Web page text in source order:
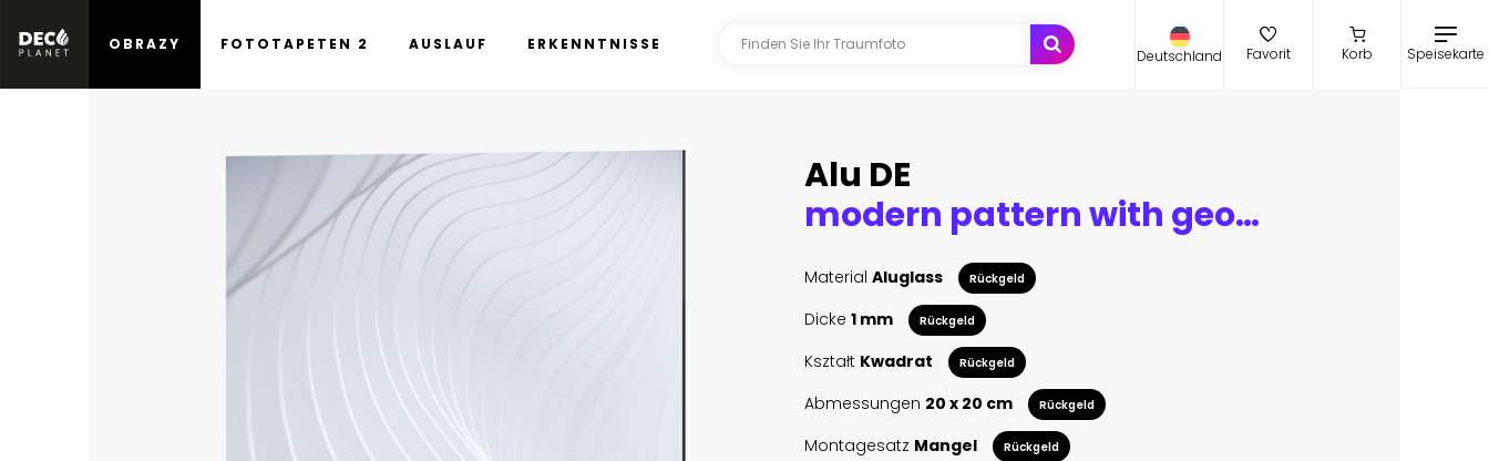
OBRAZY FOTOTAPETEN 2 AUSLAUF ERKENNTNISSE
Deutschland Favorit Korb Speisekarte
Alu DE
modern pattern with geometric art deco ornament. vector illustration. oriental design
Material Aluglass Rückgeld
Dicke 1 mm Rückgeld
Kształt Kwadrat Rückgeld
Abmessungen 20 x 20 cm Rückgeld
Montagesatz Mangel Rückgeld